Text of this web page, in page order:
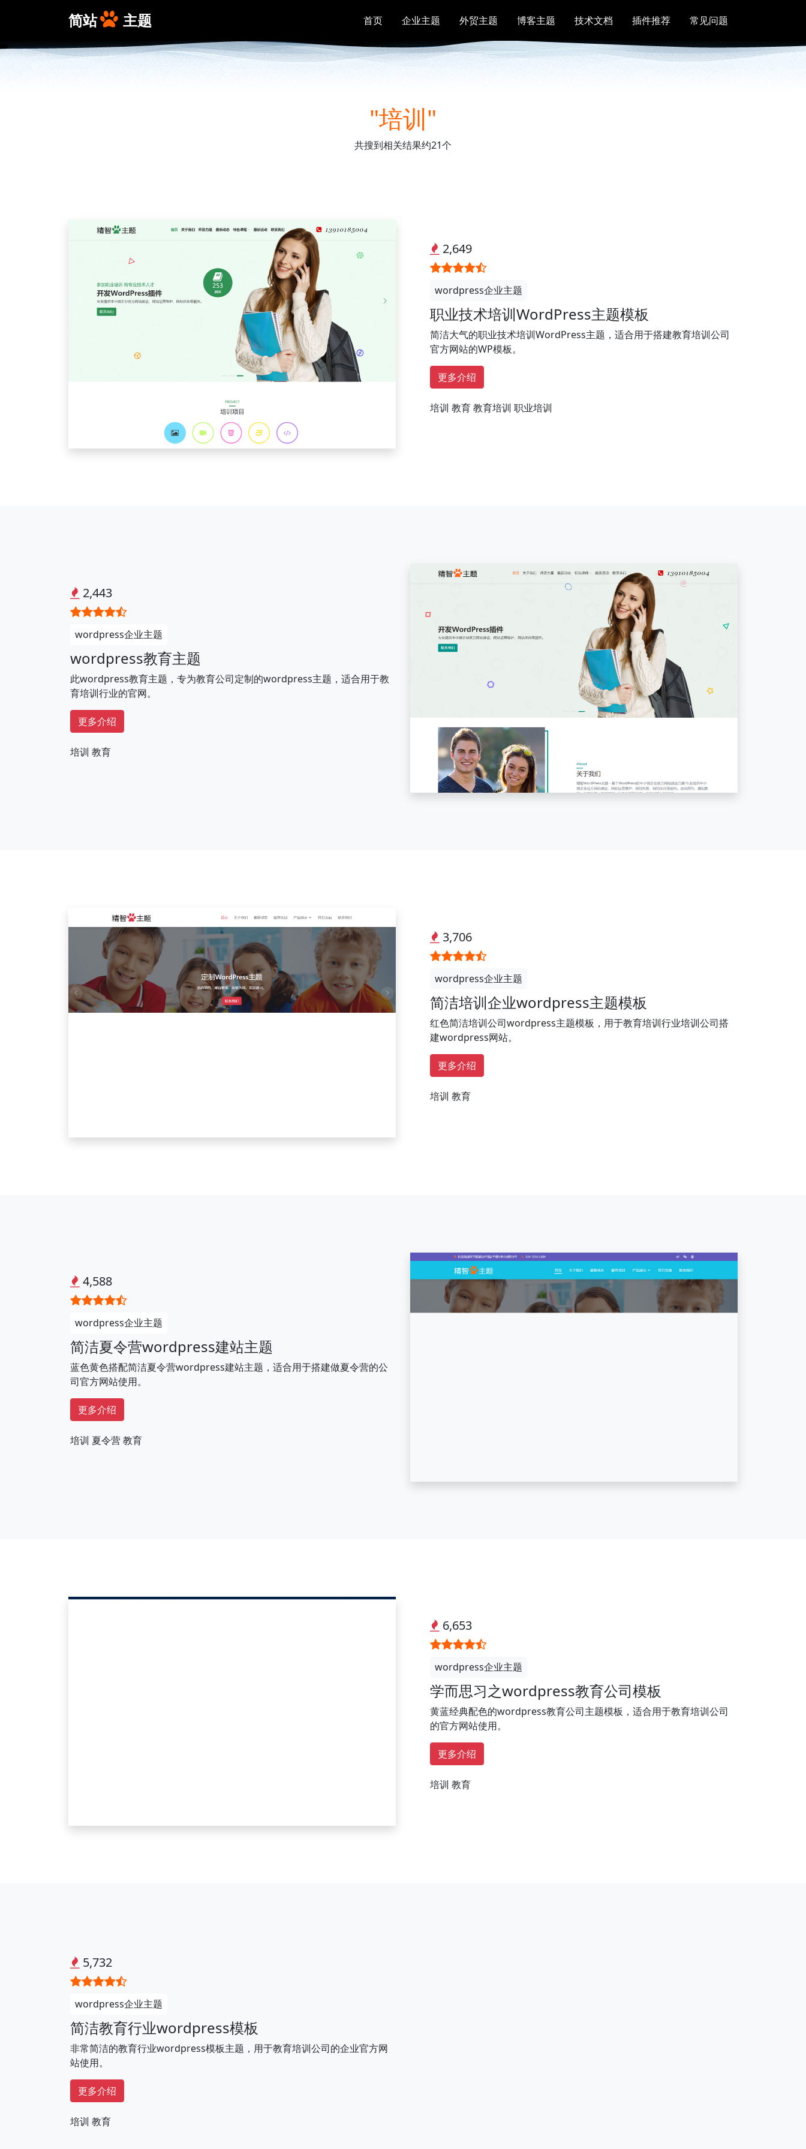
简站 主题 首页 企业主题 外贸主题 博客主题 技术文档 插件推荐 常见问题
"培训"
共搜到相关结果约21个
2,649
wordpress企业主题
职业技术培训WordPress主题模板
简洁大气的职业技术培训WordPress主题，适合用于搭建教育培训公司
官方网站的WP模板。
更多介绍
培训 教育教育培训 职业培训
2,443
wordpress企业主题
wordpress教育主题
此wordpress教育主题，专为教育公司定制的wordpress主题，适合用于教
育培训行业的官网。
更多介绍
培训 教育
3,706
wordpress企业主题
简洁培训企业wordpress主题模板
红色简洁培训公司wordpress主题模板，用于教育培训行业培训公司搭
建wordpress网站。
更多介绍
培训 教育
4,588
wordpress企业主题
简洁夏令营wordpress建站主题
蓝色黄色搭配简洁夏令营wordpress建站主题，适合用于搭建做夏令营的公
司官方网站使用。
更多介绍
培训 夏令营教育
6,653
wordpress企业主题
学而思习之wordpress教育公司模板
黄蓝经典配色的wordpress教育公司主题模板，适合用于教育培训公司
的官方网站使用。
更多介绍
培训 教育
5,732
wordpress企业主题
简洁教育行业wordpress模板
非常简洁的教育行业wordpress模板主题，用于教育培训公司的企业官方网
站使用。
更多介绍
培训 教育